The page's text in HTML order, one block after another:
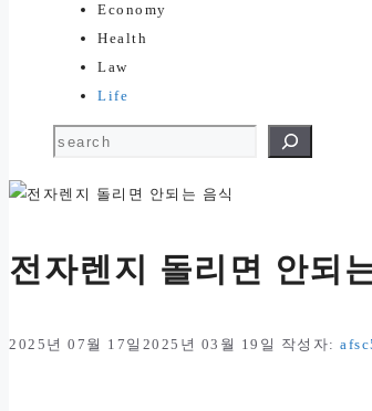
Economy
Health
Law
Life
검색
전자렌지 돌리면 안되
2025년 07월 17일 2025년 03월 19일 작성자: